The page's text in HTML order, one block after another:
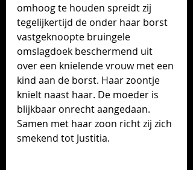
omhoog te houden spreidt zij
tegelijkertijd de onder haar borst
vastgeknoopte bruingele
omslagdoek beschermend uit
over een knielende vrouw met een
kind aan de borst. Haar zoontje
knielt naast haar. De moeder is
blijkbaar onrecht aangedaan.
Samen met haar zoon richt zij zich
smekend tot Justitia.